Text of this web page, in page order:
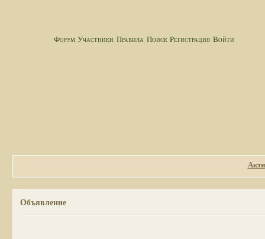
Форум Участники Правила Поиск Регистрация Войти
Объявление